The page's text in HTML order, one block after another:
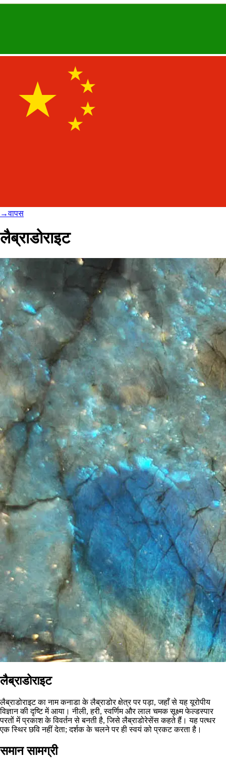
→वापस
लैब्राडोराइट
लैब्राडोराइट
लैब्राडोराइट का नाम कनाडा के लैब्राडोर क्षेत्र पर पड़ा, जहाँ से यह यूरोपीय
विज्ञान की दृष्टि में आया। नीली, हरी, स्वर्णिम और लाल चमक सूक्ष्म फेल्डस्पार
परतों में प्रकाश के विवर्तन से बनती है, जिसे लैब्राडोरेसेंस कहते हैं। यह पत्थर
एक स्थिर छवि नहीं देता; दर्शक के चलने पर ही स्वयं को प्रकट करता है।
समान सामग्री